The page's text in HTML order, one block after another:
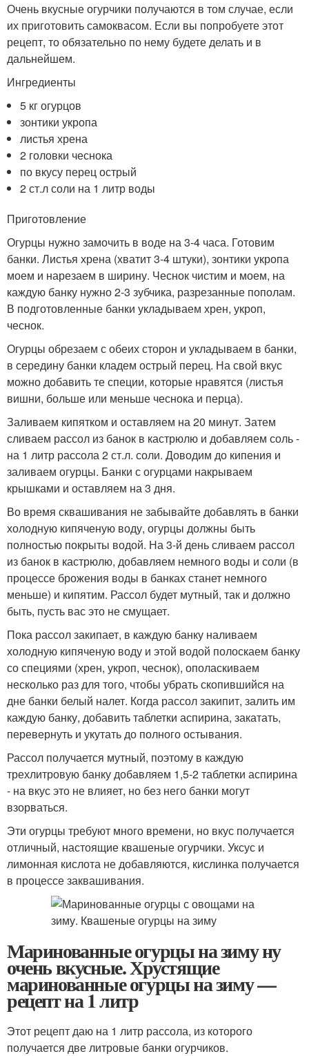
Очень вкусные огурчики получаются в том случае, если
их приготовить самоквасом. Если вы попробуете этот
рецепт, то обязательно по нему будете делать и в
дальнейшем.
Ингредиенты
5 кг огурцов
зонтики укропа
листья хрена
2 головки чеснока
по вкусу перец острый
2 ст.л соли на 1 литр воды
Приготовление
Огурцы нужно замочить в воде на 3-4 часа. Готовим
банки. Листья хрена (хватит 3-4 штуки), зонтики укропа
моем и нарезаем в ширину. Чеснок чистим и моем, на
каждую банку нужно 2-3 зубчика, разрезанные пополам.
В подготовленные банки укладываем хрен, укроп,
чеснок.
Огурцы обрезаем с обеих сторон и укладываем в банки,
в середину банки кладем острый перец. На свой вкус
можно добавить те специи, которые нравятся (листья
вишни, больше или меньше чеснока и перца).
Заливаем кипятком и оставляем на 20 минут. Затем
сливаем рассол из банок в кастрюлю и добавляем соль -
на 1 литр рассола 2 ст.л. соли. Доводим до кипения и
заливаем огурцы. Банки с огурцами накрываем
крышками и оставляем на 3 дня.
Во время сквашивания не забывайте добавлять в банки
холодную кипяченую воду, огурцы должны быть
полностью покрыты водой. На 3-й день сливаем рассол
из банок в кастрюлю, добавляем немного воды и соли (в
процессе брожения воды в банках станет немного
меньше) и кипятим. Рассол будет мутный, так и должно
быть, пусть вас это не смущает.
Пока рассол закипает, в каждую банку наливаем
холодную кипяченую воду и этой водой полоскаем банку
со специями (хрен, укроп, чеснок), ополаскиваем
несколько раз для того, чтобы убрать скопившийся на
дне банки белый налет. Когда рассол закипит, залить им
каждую банку, добавить таблетки аспирина, закатать,
перевернуть и укутать до полного остывания.
Рассол получается мутный, поэтому в каждую
трехлитровую банку добавляем 1,5-2 таблетки аспирина
- на вкус это не влияет, но без него банки могут
взорваться.
Эти огурцы требуют много времени, но вкус получается
отличный, настоящие квашеные огурчики. Уксус и
лимонная кислота не добавляются, кислинка получается
в процессе заквашивания.
Маринованные огурцы на зиму ну
очень вкусные. Хрустящие
маринованные огурцы на зиму —
рецепт на 1 литр
Этот рецепт даю на 1 литр рассола, из которого
получается две литровые банки огурчиков.